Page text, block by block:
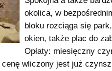
okolica, w
bloku rozciąga się
okien, także plac do
Opłaty: miesięczny
wliczony jest już czynsz